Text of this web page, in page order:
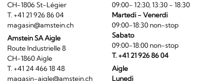
CH-1806 St-Légier
T. +41 21 926 86 04
magasin@amstein.ch
Amstein SA Aigle
Route Industrielle 8
CH-1860 Aigle
T. +41 24 466 18 48
magasin-aigle@amstein.ch
09:00- 12:30, 13:30 - 18:30
Martedi - Venerdi
09:00-18:30 non-stop
Sabato
09:00-18:00 non-stop
T. +41 21 926 86 04
Aigle
Lunedi